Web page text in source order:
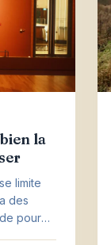
la
limite
des
pour